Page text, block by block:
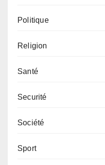
Politique
Religion
Santé
Securité
Société
Sport